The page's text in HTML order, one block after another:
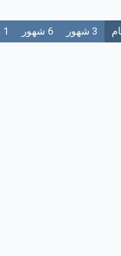
3 شهور 6 شهور 1 سنة